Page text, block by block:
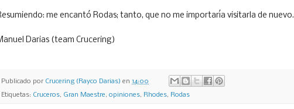
me encantó Rodas; tanto, que no me importaría visitarla de nuevo.
Darias (team Crucering)
Publicado por Crucering (Rayco Darias) en 14:00
Etiquetas: Cruceros, Gran Maestre, opiniones, Rhodes, Rodas